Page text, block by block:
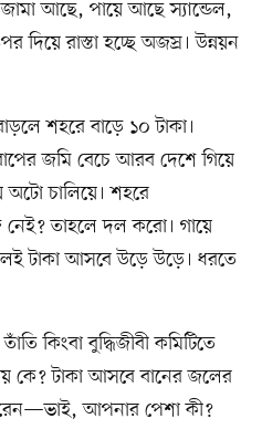
আছে, পায়ে আছে স্যান্ডেল,
দিয়ে রাস্তা হচ্ছে অজস্র। উন্নয়ন
শহরে বাড়ে ১০ টাকা।
জমি বেচে আরব দেশে গিয়ে
অটো চালিয়ে। শহরে
নেই? তাহলে দল করো। গায়ে
টাকা আসবে উড়ে উড়ে। ধরতে
কিংবা বুদ্ধিজীবী কমিটিতে
কে? টাকা আসবে বানের জলের
আপনার পেশা কী?